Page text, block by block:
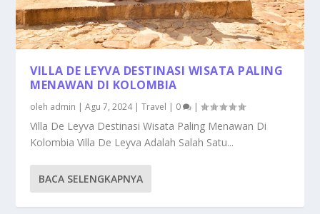
VILLA DE LEYVA DESTINASI WISATA PALING
MENAWAN DI KOLOMBIA
oleh admin |Agu 7, 2024|Travel | 0 |
Villa De Leyva Destinasi Wisata Paling Menawan Di
Kolombia Villa De Leyva Adalah Salah Satu...
BACA SELENGKAPNYA